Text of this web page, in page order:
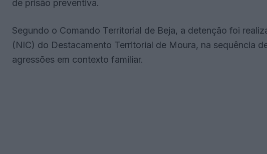
de prisão preventiva.
Segundo o Comando Territorial de Beja, a detenção foi
(NIC) do Destacamento Territorial de Moura, na sequência
agressões em contexto familiar.